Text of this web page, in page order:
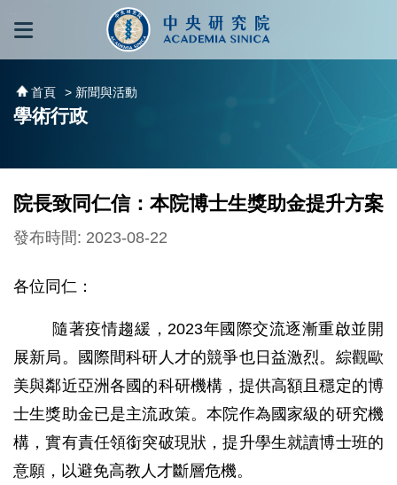
跳到主要內容區塊
首頁 > 新聞與活動
學術行政
院長致同仁信：本院博士生獎助金提升方案
發布時間: 2023-08-22
各位同仁：
隨著疫情趨緩，2023年國際交流逐漸重啟並開
展新局。國際間科研人才的競爭也日益激烈。綜觀歐
美與鄰近亞洲各國的科研機構，提供高額且穩定的博
士生獎助金已是主流政策。本院作為國家級的研究機
構，實有責任領銜突破現狀，提升學生就讀博士班的
意願，以避免高教人才斷層危機。